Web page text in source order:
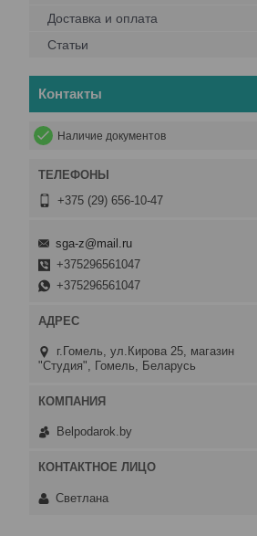
Доставка и оплата
Статьи
Контакты
Наличие документов
+375 (29) 656-10-47
sga-z@mail.ru
+375296561047
+375296561047
г.Гомель, ул.Кирова 25, магазин
"Студия", Гомель, Беларусь
Belpodarok.by
Светлана